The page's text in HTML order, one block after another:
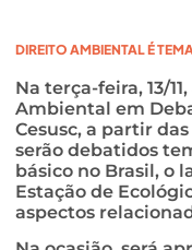
DIREITO AMBIENTAL É
Na terça-feira, 13/
Ambiental em
Cesusc, a partir
serão debatidos
básico no Brasil, o
Estação de
aspectos